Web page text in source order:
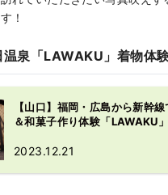
！
温泉「LAWAKU」着物体
【山口】福岡・広島から新幹
＆和菓子作り体験「LAWAKU」
2023.12.21